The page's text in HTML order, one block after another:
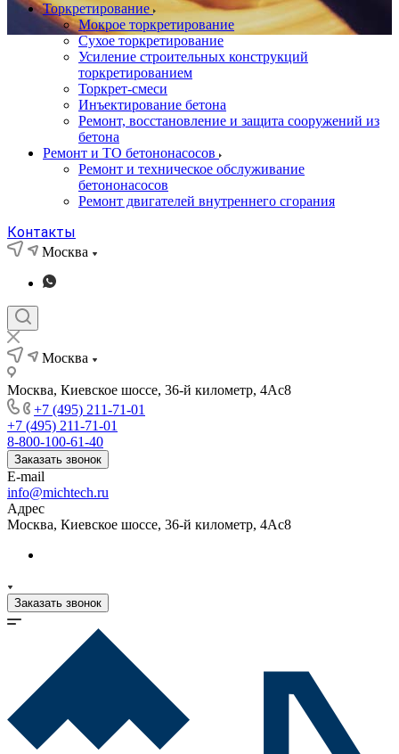
Торкретирование
Мокрое торкретирование
Сухое торкретирование
Усиление строительных конструкций
торкретированием
Торкрет-смеси
Инъектирование бетона
Ремонт, восстановление и защита сооружений из
бетона
Ремонт и ТО бетононасосов
Ремонт и техническое обслуживание
бетононасосов
Ремонт двигателей внутреннего сгорания
Контакты
Москва
Москва
Москва, Киевское шоссе, 36-й километр, 4Ас8
+7 (495) 211-71-01
+7 (495) 211-71-01
8-800-100-61-40
Заказать звонок
E-mail
info@michtech.ru
Адрес
Москва, Киевское шоссе, 36-й километр, 4Ас8
Заказать звонок